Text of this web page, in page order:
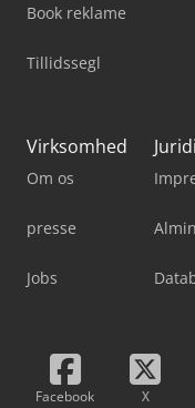
Book reklame
Tillidssegl
Virksomhed
Om os
presse
Jobs
Facebook X